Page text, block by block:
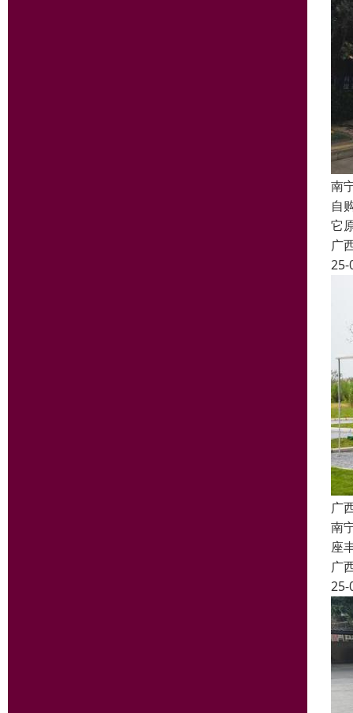
南
自
它
广
25-
广
南
座
广
25-